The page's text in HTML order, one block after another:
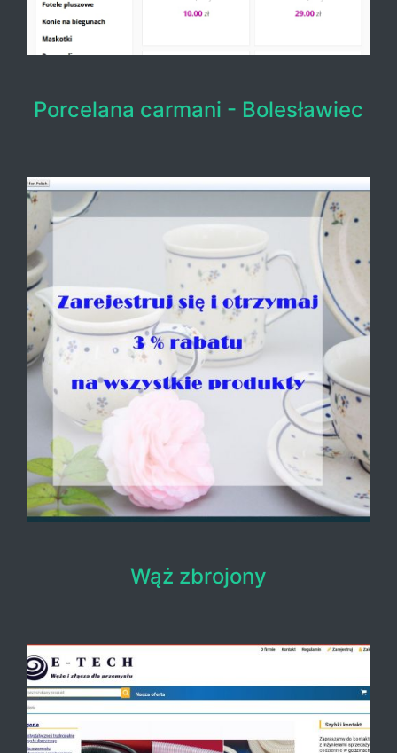
Porcelana carmani - Bolesławiec
Wąż zbrojony